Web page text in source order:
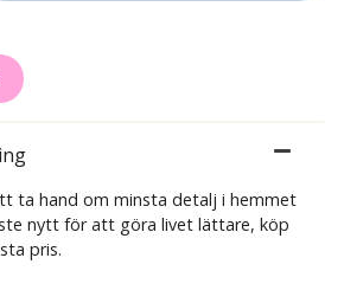
ta hand om minsta detalj i hemmet
nytt för att göra livet lättare, köp
pris.